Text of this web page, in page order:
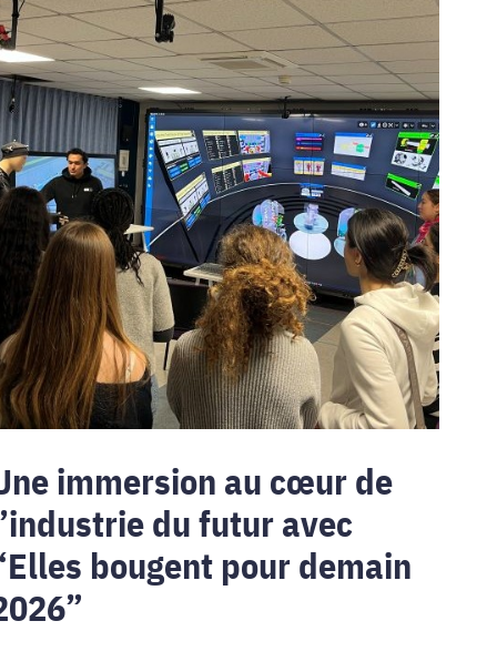
immersion au cœur de
du futur avec
bougent pour demain